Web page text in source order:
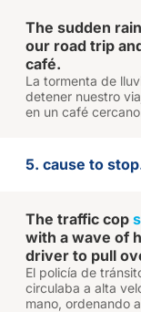
The sudden
our road trip
café.
La tormenta de
detener nuestro
en un café
5. cause to
The traffic cop
with a wave of
driver to pull
El policía de
circulaba a alta
mano, ordenando